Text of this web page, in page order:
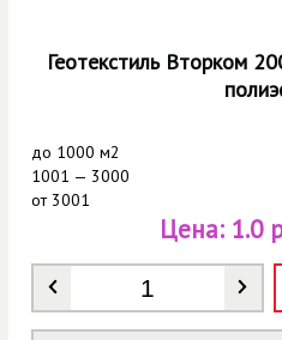
Геотекстиль Вторком
до 1000 м2
1001 — 3000
от3001
Количество
Цена: 1.0